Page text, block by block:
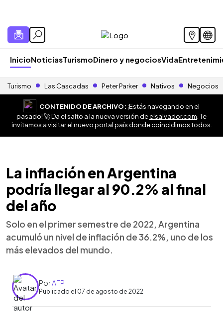
InicioNoticiasTurismoDinero y negociosVida
Turismo Las Cascadas Peter Parker Nativos Negocios
CONTENIDO DE ARCHIVO:¡Estás navegando en el
pasado! 🚀 Da el salto a la nueva versión deelsalvador.com . Te
invitamos a visitar el nuevo portal país donde coincidimos todos.
La inflación en Argentina
podría llegar al 90.2% al final
del año
Solo en el primer semestre de 2022, Argentina
acumuló un nivel de inflación de 36.2%, uno de los
más elevados del mundo.
PorAFP
Publicado el 07 de agosto de 2022